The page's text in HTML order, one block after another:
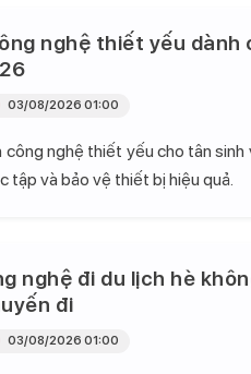
nghệ thiết yếu dành
công nghệ thiết yếu cho tân sinh
tập và bảo vệ thiết bị hiệu quả.
03/08/2026 01:00
nghệ đi du lịch hè
đi
03/08/2026 01:00